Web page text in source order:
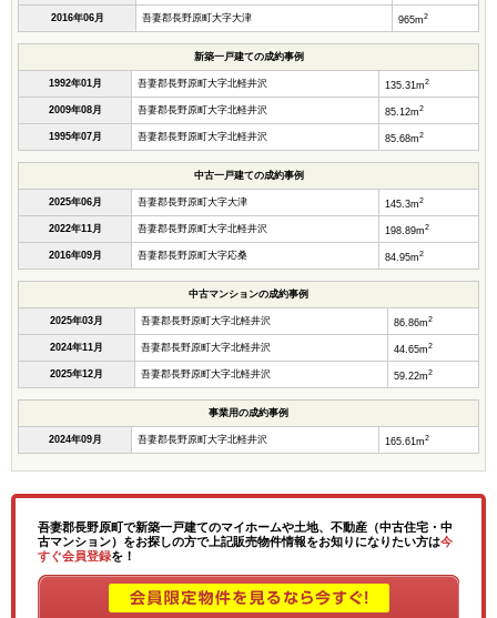
2016年06月 吾妻郡長野原町大字大津 965m2
新築一戸建ての成約事例
1992年01月 吾妻郡長野原町大字北軽井沢 135.31m2
2009年08月 吾妻郡長野原町大字北軽井沢 85.12m2
1995年07月 吾妻郡長野原町大字北軽井沢 85.68m2
中古一戸建ての成約事例
2025年06月 吾妻郡長野原町大字大津 145.3m2
2022年11月 吾妻郡長野原町大字北軽井沢 198.89m2
2016年09月 吾妻郡長野原町大字応桑 84.95m2
中古マンションの成約事例
2025年03月 吾妻郡長野原町大字北軽井沢 86.86m2
2024年11月 吾妻郡長野原町大字北軽井沢 44.65m2
2025年12月 吾妻郡長野原町大字北軽井沢 59.22m2
事業用の成約事例
2024年09月 吾妻郡長野原町大字北軽井沢 165.61m2
吾妻郡長野原町で新築一戸建てのマイホームや土地、不動産（中古住宅・中
古マンション）をお探しの方で上記販売物件情報をお知りになりたい方は今
すぐ会員登録を！